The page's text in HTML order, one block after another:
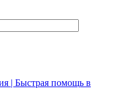
| Быстрая помощь в